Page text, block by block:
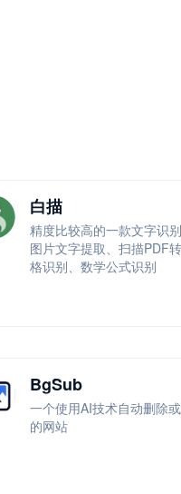
白描
精度比较高的一款文字识
图片文字提取、扫描PDF
格识别、数学公式识别
BgSub
一个使用AI技术自动删除
的网站